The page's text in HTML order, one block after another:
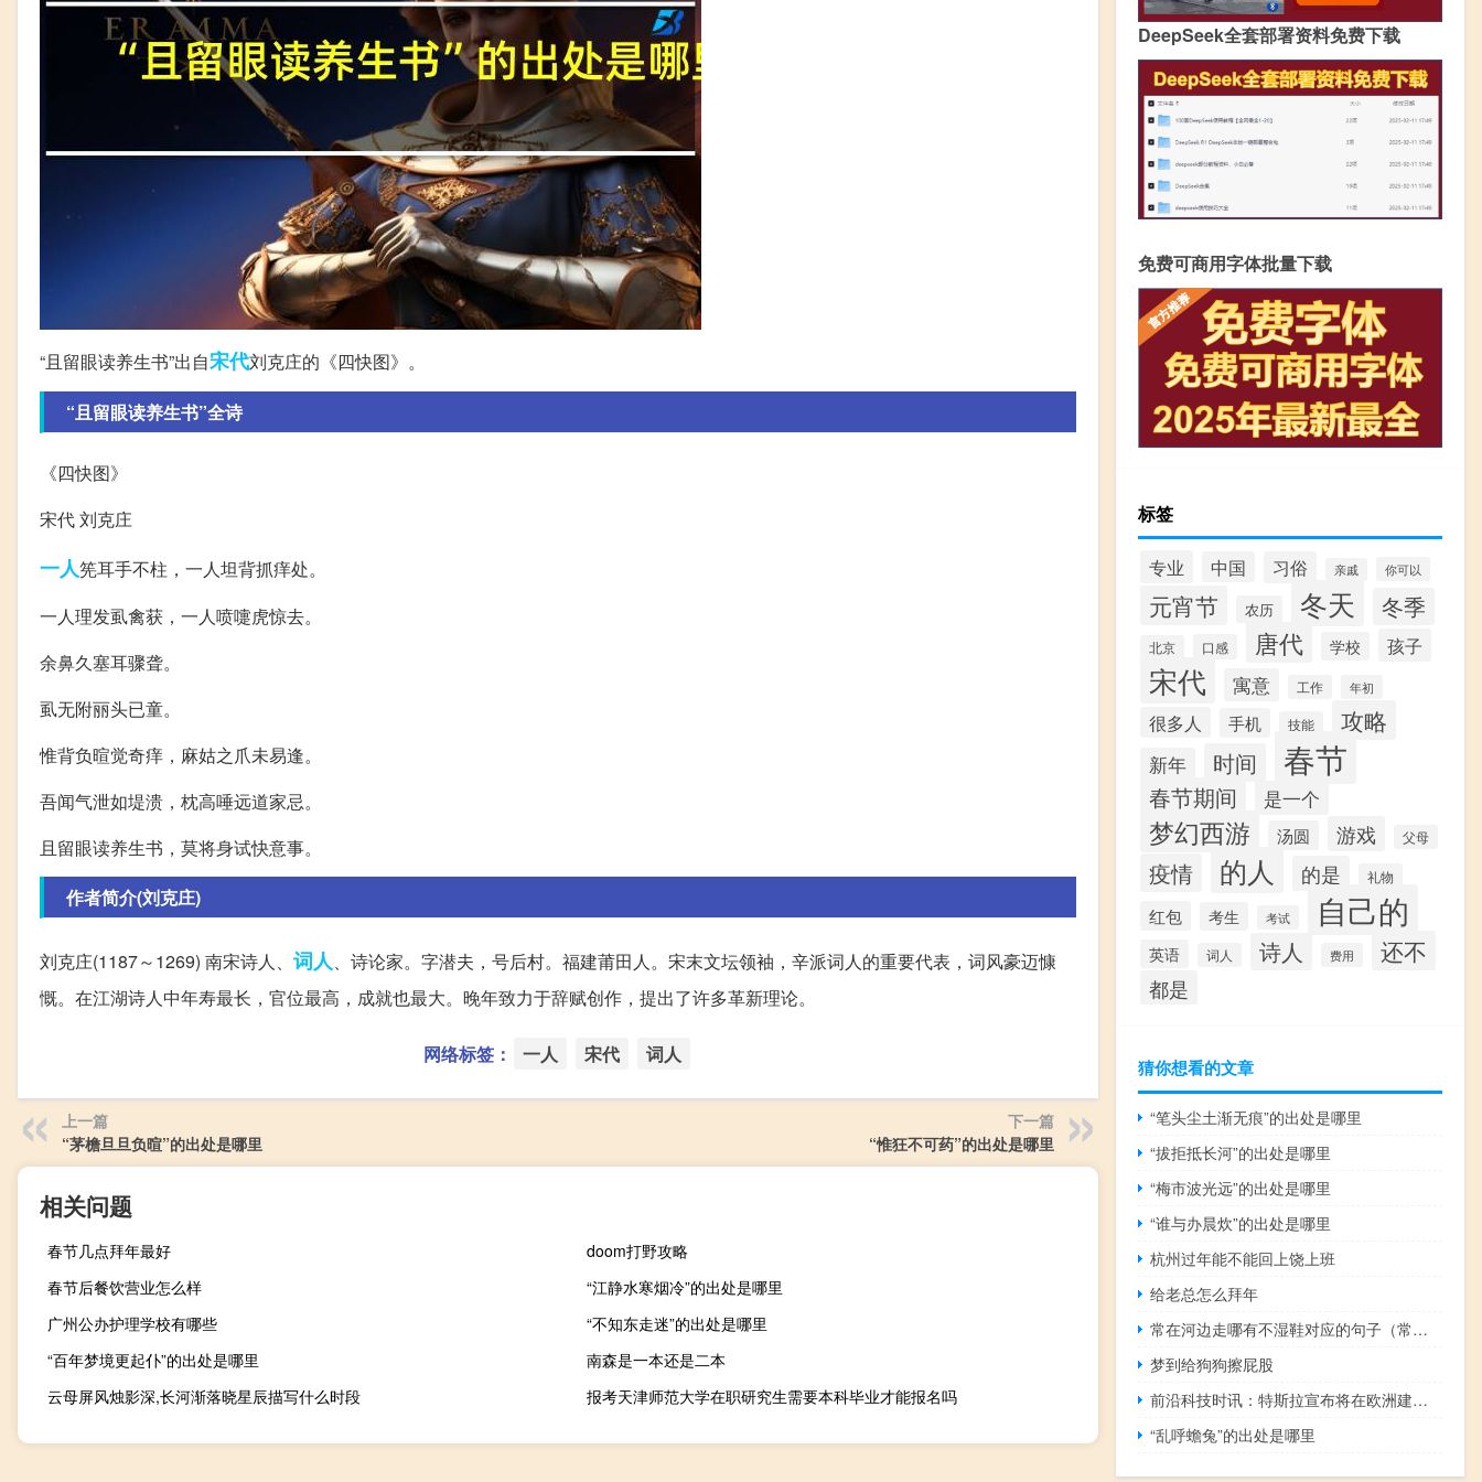
“且留眼读养生书”出自宋代刘克庄的《四快图》。
“且留眼读养生书”全诗
《四快图》
宋代 刘克庄
一人筅耳手不柱，一人坦背抓痒处。
一人理发虱禽获，一人喷嚏虎惊去。
余鼻久塞耳骤聋。
虱无附丽头已童。
惟背负暄觉奇痒，麻姑之爪未易逢。
吾闻气泄如堤溃，枕高唾远道家忌。
且留眼读养生书，莫将身试快意事。
作者简介(刘克庄)
刘克庄(1187～1269) 南宋诗人、 词人、诗论家。字潜夫，号后村。福建莆田人。宋末文坛领袖，辛派词人的重要代表，词风豪迈慷
慨。在江湖诗人中年寿最长，官位最高，成就也最大。晚年致力于辞赋创作，提出了许多革新理论。
网络标签： 一人 宋代 词人
上一篇
“茅檐旦旦负暄”的出处是哪里
下一篇
“惟狂不可药”的出处是哪里
相关问题
春节几点拜年最好
doom打野攻略
春节后餐饮营业怎么样
“江静水寒烟冷”的出处是哪里
广州公办护理学校有哪些
“不知东走迷”的出处是哪里
“百年梦境更起仆”的出处是哪里
南森是一本还是二本
云母屏风烛影深,长河渐落晓星辰描写什么时段
报考天津师范大学在职研究生需要本科毕业才能报名吗
DeepSeek全套部署资料免费下载
免费可商用字体批量下载
标签
专业 中国 习俗 亲戚 你可以
元宵节 农历 冬天 冬季
北京 口感 唐代 学校 孩子
宋代 寓意 工作 年初
很多人 手机 技能 攻略
新年 时间 春节
春节期间 是一个
梦幻西游 汤圆 游戏 父母
疫情 的人 的是 礼物
红包 考生 考试 自己的
英语 词人 诗人 费用 还不
都是
猜你想看的文章
“笔头尘土渐无痕”的出处是哪里
“拔拒抵长河”的出处是哪里
“梅市波光远”的出处是哪里
“谁与办晨炊”的出处是哪里
杭州过年能不能回上饶上班
给老总怎么拜年
常在河边走哪有不湿鞋对应的句子（常在贵人）
梦到给狗狗擦屁股
前沿科技时讯：特斯拉宣布将在欧洲建设第二座超级工厂
“乱呼蟾兔”的出处是哪里